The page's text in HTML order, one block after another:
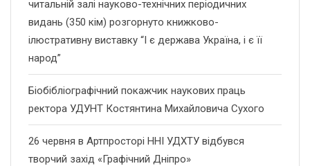
читальній залі науково-технічних періодичних
видань (350 кім) розгорнуто книжково-
ілюстративну виставку “І є держава Україна, і є її
народ”
Біобібліографічний покажчик наукових праць
ректора УДУНТ Костянтина Михайловича Сухого
26 червня в Артпросторі ННІ УДХТУ відбувся
творчий захід «Графічний Дніпро»